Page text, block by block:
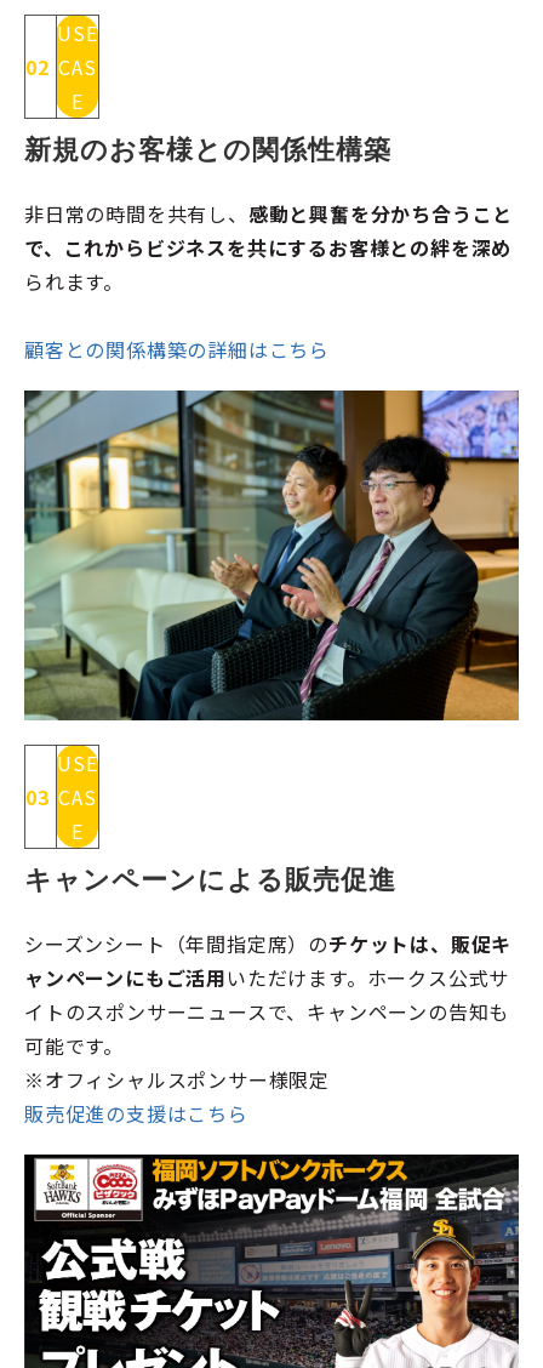
02
USE
CAS
E
新規のお客様との関係性構築
非日常の時間を共有し、 感動と興奮を分かち合うこと
で、これからビジネスを共にするお客様との絆を深め
られます。
顧客との関係構築の詳細はこちら
03
USE
CAS
E
キャンペーンによる販売促進
シーズンシート（年間指定席）のチケットは、販促キ
ャンペーンにもご活用いただけます。ホークス公式サ
イトのスポンサーニュースで、キャンペーンの告知も
可能です。
※オフィシャルスポンサー様限定
販売促進の支援はこちら